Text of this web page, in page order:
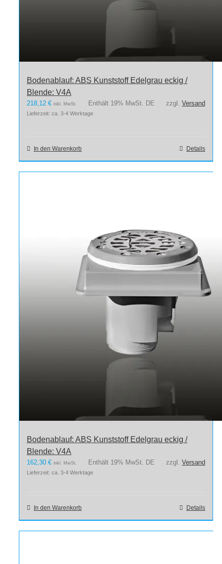
Bodenablauf: ABS Kunststoff Edelgrau eckig /
Blende: V4A
218,12 € inkl. MwSt. Enthält 19% MwSt. DE zzgl. Versand
Lieferzeit: ca. 3-4 Werktage
In den Warenkorb Details
Bodenablauf: ABS Kunststoff Edelgrau eckig /
Blende: V4A
162,30 € inkl. MwSt. Enthält 19% MwSt. DE zzgl. Versand
Lieferzeit: ca. 3-4 Werktage
In den Warenkorb Details